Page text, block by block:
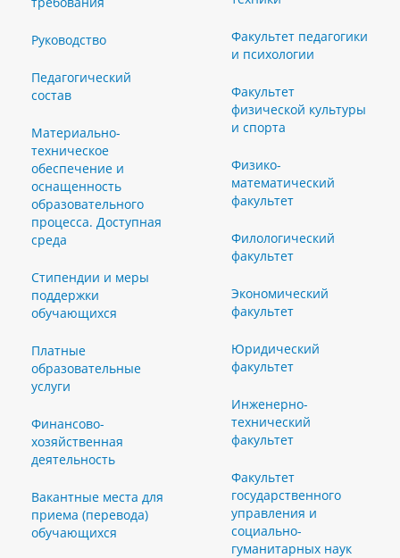
Руководство
Педагогический
состав
Материально-
техническое
обеспечение и
оснащенность
образовательного
процесса. Доступная
среда
Стипендии и меры
поддержки
обучающихся
Платные
образовательные
услуги
Финансово-
хозяйственная
деятельность
Вакантные места для
приема (перевода)
обучающихся
Факультет педагогики
и психологии
Факультет
физической культуры
и спорта
Физико-
математический
факультет
Филологический
факультет
Экономический
факультет
Юридический
факультет
Инженерно-
технический
факультет
Факультет
государственного
управления и
социально-
гуманитарных наук